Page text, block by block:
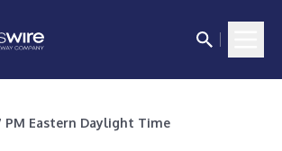
PM Eastern Daylight Time